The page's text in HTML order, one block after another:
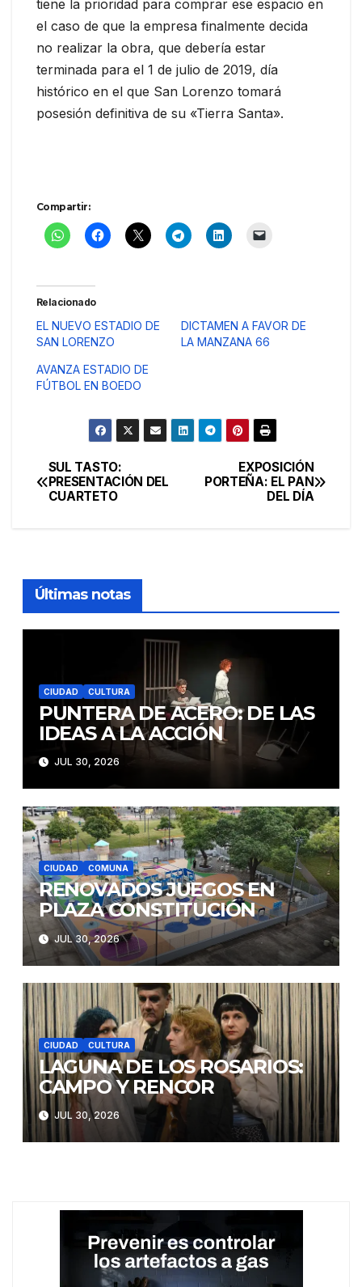
tiene la prioridad para comprar ese espacio en
el caso de que la empresa finalmente decida
no realizar la obra, que debería estar
terminada para el 1 de julio de 2019, día
histórico en el que San Lorenzo tomará
posesión definitiva de su «Tierra Santa».
Compartir:
Relacionado
EL NUEVO ESTADIO DE
SAN LORENZO
DICTAMEN A FAVOR DE
LA MANZANA 66
AVANZA ESTADIO DE
FÚTBOL EN BOEDO
Navegación
de
EXPOSICIÓN
PORTEÑA: EL PAN
DEL DÍA
SUL TASTO:
PRESENTACIÓN DEL
CUARTETO
Últimas notas
CIUDAD CULTURA
PUNTERA DE ACERO: DE LAS
IDEAS A LA ACCIÓN
JUL 30, 2026
CIUDAD COMUNA
RENOVADOS JUEGOS EN
PLAZA CONSTITUCIÓN
JUL 30, 2026
CIUDAD CULTURA
LAGUNA DE LOS ROSARIOS:
CAMPO Y RENCOR
JUL 30, 2026